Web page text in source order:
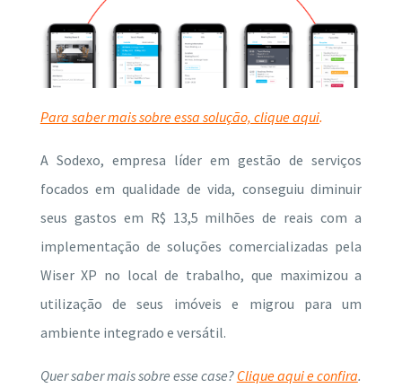
Para saber mais sobre essa solução, clique aqui.
A Sodexo, empresa líder em gestão de serviços
focados em qualidade de vida, conseguiu diminuir
seus gastos em R$ 13,5 milhões de reais com a
implementação de soluções comercializadas pela
Wiser XP no local de trabalho, que maximizou a
utilização de seus imóveis e migrou para um
ambiente integrado e versátil.
Quer saber mais sobre esse case? Clique aqui e confira.